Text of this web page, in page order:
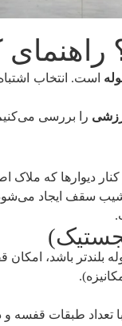
است. انتخاب
را بررسی
دیوارها که ملاک
شیب سقف ایجاد
بلندتر باشد،
با تعداد طبقات قفسه